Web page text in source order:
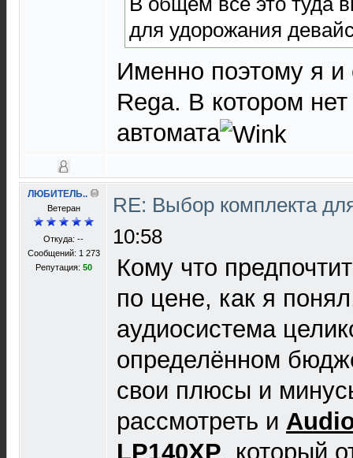
для удорожания
Именно поэтому я и
Rega. В котором
автомата
ЛЮБИТЕЛЬ..
Ветеран
Откуда: --
Сообщений: 1 273
Репутация: 50
RE: Выбор комплекта
10:58
Кому что
по цене, как я
аудиосистема
определённом
свои плюсы и
рассмотреть и
LP140XP, который